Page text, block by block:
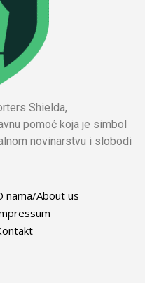
Shielda,
pomoć koja je simbol
novinarstvu i slobodi
nama/About us